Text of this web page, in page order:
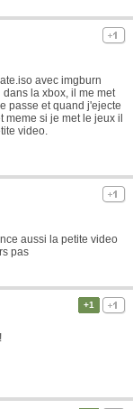
avec imgburn
la xbox, il me met
passe et quand j'ejecte
meme si je met le jeux il
video.
aussi la petite video
pas
+1